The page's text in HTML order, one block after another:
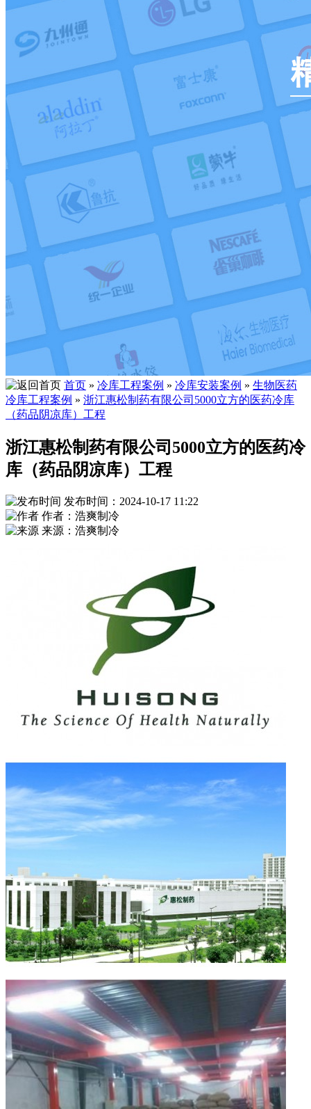
首页 » 冷库工程案例 » 冷库安装案例 » 生物医药
冷库工程案例 » 浙江惠松制药有限公司5000立方的医药冷库
（药品阴凉库）工程
浙江惠松制药有限公司5000立方的医药冷
库（药品阴凉库）工程
发布时间：2024-10-17 11:22
作者：浩爽制冷
来源：浩爽制冷